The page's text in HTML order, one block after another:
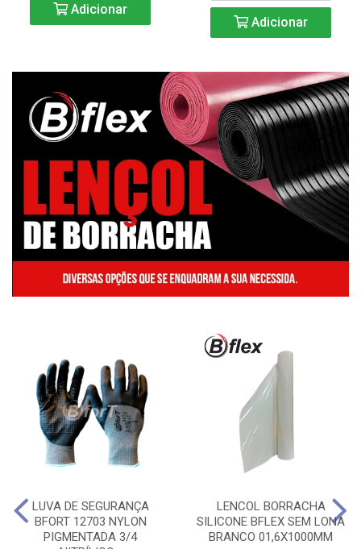
Adicionar
Adicionar
LUVA DE SEGURANÇA
BFORT 12703 NYLON
PIGMENTADA 3/4
LENCOL BORRACHA
SILICONE BFLEX SEM LONA
BRANCO 01,6X1000MM